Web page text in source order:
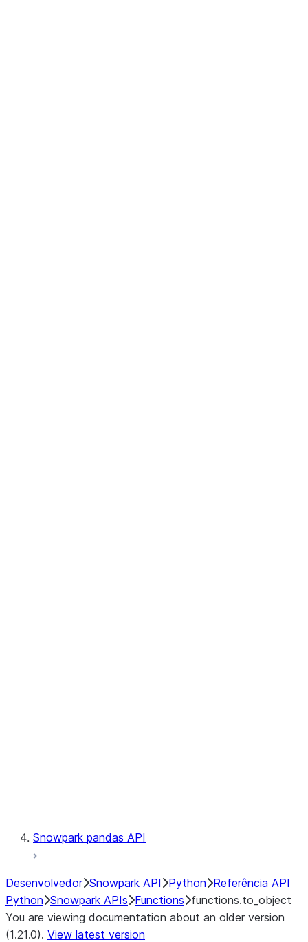
Snowpark pandas API
Desenvolvedor Snowpark API Python Referência API
Python Snowpark APIs Functions functions.to_object
You are viewing documentation about an older version
(1.21.0). View latest version